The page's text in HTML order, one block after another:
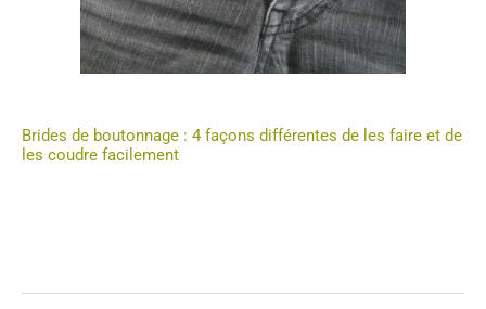
Brides de boutonnage : 4 façons différentes de les faire et de
les coudre facilement